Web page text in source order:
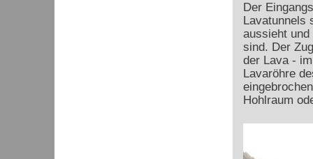
Der
Lavatunnels
aussieht
sind. Der
der Lava -
Lavaröhre
Hohlraum